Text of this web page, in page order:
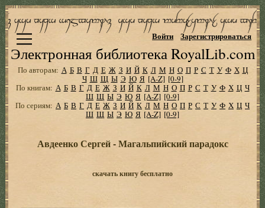
Электронная библиотека RoyalLib.com
Войти Зарегистрироваться
По авторам: А Б В Г Д Е Ж З И Й К Л М Н О П Р С Т У Ф Х Ц
Ч Ш Щ Ы Э Ю Я [A-Z] [0-9]
По книгам: А Б В Г Д Е Ж З И Й К Л М Н О П Р С Т У Ф Х Ц Ч
Ш Щ Ы Э Ю Я [A-Z] [0-9]
По сериям: А Б В Г Д Е Ж З И Й К Л М Н О П Р С Т У Ф Х Ц Ч
Ш Щ Ы Э Ю Я [A-Z] [0-9]
Авдеенко Сергей - Магальпийский парадокс
скачать книгу бесплатно